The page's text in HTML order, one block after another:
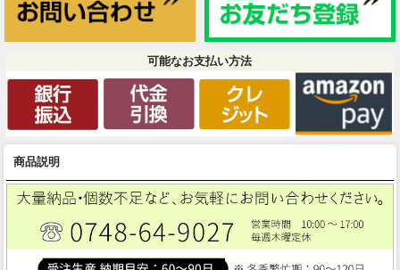
可能なお支払い方法
商品説明